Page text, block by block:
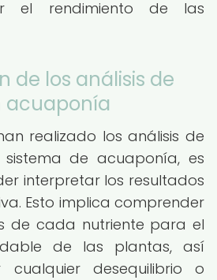
el rendimiento de las
de los análisis de
acuaponía
realizado los análisis de
sistema de acuaponía, es
interpretar los resultados
Esto implica comprender
de cada nutriente para el
de las plantas, así
cualquier desequilibrio o